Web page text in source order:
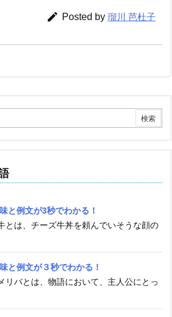
 Posted by 瑠川 芭杜子
と例文が3秒でわかる！
とは、チーズ牛丼を頼んでいそうな顔の
と例文が３秒でわかる！
リバとは、物語において、主人公にとっ